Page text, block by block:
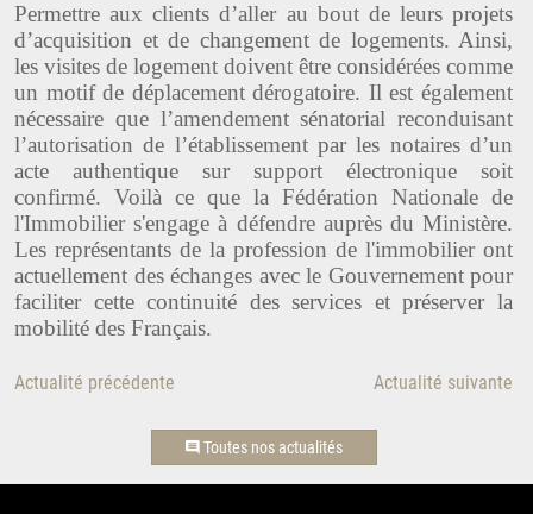
Permettre aux clients d’aller au bout de leurs projets
d’acquisition et de changement de logements. Ainsi,
les visites de logement doivent être considérées comme
un motif de déplacement dérogatoire. Il est également
nécessaire que l’amendement sénatorial reconduisant
l’autorisation de l’établissement par les notaires d’un
acte authentique sur support électronique soit
confirmé. Voilà ce que la Fédération Nationale de
l'Immobilier s'engage à défendre auprès du Ministère.
Les représentants de la profession de l'immobilier ont
actuellement des échanges avec le Gouvernement pour
faciliter cette continuité des services et préserver la
mobilité des Français.
Actualité précédente Actualité suivante
Toutes nos actualités